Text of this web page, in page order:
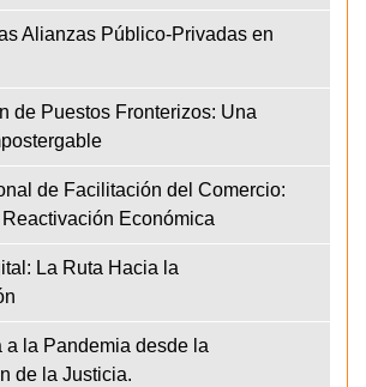
Alianzas Público-Privadas en
de Puestos Fronterizos: Una
de Facilitación del Comercio:
Económica
La Ruta Hacia la
a la Pandemia desde la
de la Justicia.